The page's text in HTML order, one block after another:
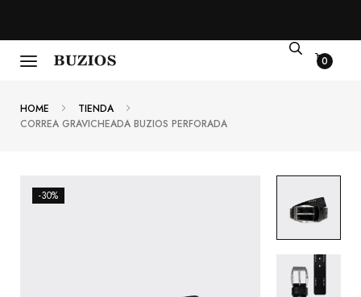
0
HOME
TIENDA
CORREA GRAVICHEADA BUZIOS PERFORADA
-30%